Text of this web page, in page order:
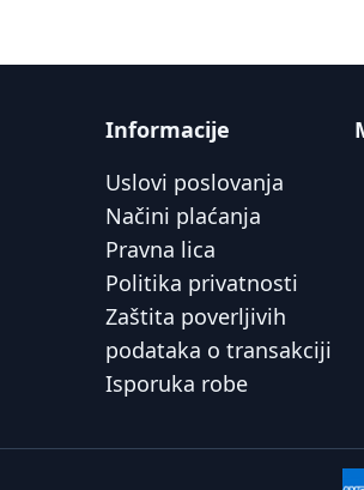
Informacije
Uslovi poslovanja
Načini plaćanja
Pravna lica
Politika privatnosti
Zaštita poverljivih
podataka o transakciji
Isporuka robe